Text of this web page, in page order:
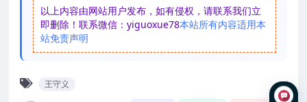
以上内容由网站用户发布，如有侵权，请联系我们立
即删除！联系微信：yiguoxue78本站所有内容适用本
站免责声明
王守义